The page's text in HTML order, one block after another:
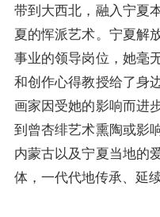
带到大西北，融入宁夏
夏的恽派艺术。宁夏解
事业的领导岗位，她毫
和创作心得教授给了身
画家因受她的影响而进
到曾杏绯艺术熏陶或影
内蒙古以及宁夏当地的
体，一代代地传承、延